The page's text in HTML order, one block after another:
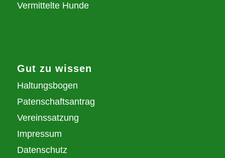
Vermittelte Hunde
Gut zu wissen
Haltungsbogen
Patenschaftsantrag
Vereinssatzung
Impressum
Datenschutz